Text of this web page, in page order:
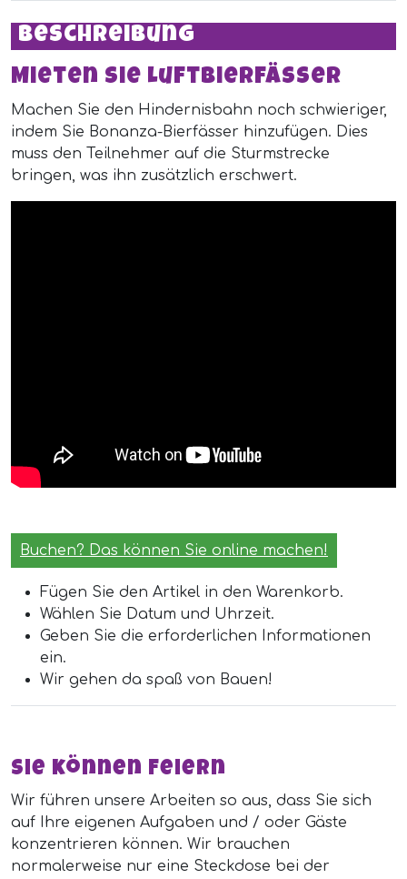
Beschreibung
Mieten Sie Luftbierfässer
Machen Sie den Hindernisbahn noch schwieriger,
indem Sie Bonanza-Bierfässer hinzufügen. Dies
muss den Teilnehmer auf die Sturmstrecke
bringen, was ihn zusätzlich erschwert.
Buchen? Das können Sie online machen!
Fügen Sie den Artikel in den Warenkorb.
Wählen Sie Datum und Uhrzeit.
Geben Sie die erforderlichen Informationen
ein.
Wir gehen da spaß von Bauen!
Sie können Feiern
Wir führen unsere Arbeiten so aus, dass Sie sich
auf Ihre eigenen Aufgaben und / oder Gäste
konzentrieren können. Wir brauchen
normalerweise nur eine Steckdose bei der